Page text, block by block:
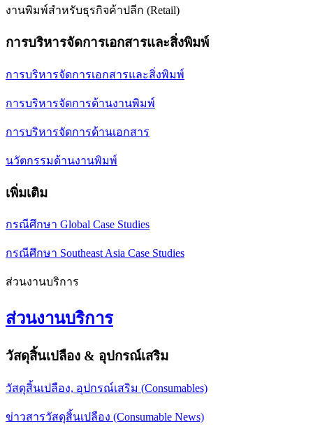
งานพิมพ์สำหรับธุรกิจค้าปลีก (Retail)
การบริหารจัดการเอกสารและสิ่งพิมพ์
การบริหารจัดการเอกสารและสิ่งพิมพ์
การบริหารจัดการด้านงานพิมพ์
การบริหารจัดการด้านเอกสาร
นวัตกรรมด้านงานพิมพ์
เพิ่มเติม
กรณีศึกษา Global Case Studies
กรณีศึกษา Southeast Asia Case Studies
ส่วนงานบริการ
ส่วนงานบริการ
วัสดุสิ้นเปลือง & อุปกรณ์เสริม
วัสดุสิ้นเปลือง, อุปกรณ์เสริม (Consumables)
ข่าวสารวัสดุสิ้นเปลือง (Consumable News)